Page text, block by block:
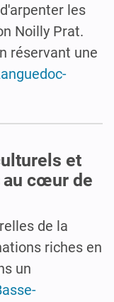
les
Noilly Prat.
réservant une
et
au cœur de
de la
riches en
un